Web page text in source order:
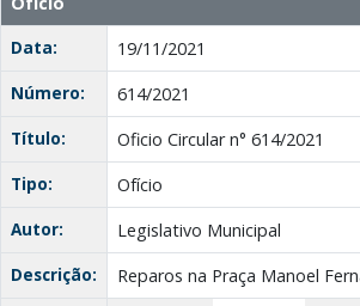
Data:
19/11/2021
Número:
614/2021
Título:
Oficio Circular n° 614/2021
Tipo:
Ofício
Autor:
Legislativo Municipal
Descrição:
Reparos na Praça Manoel